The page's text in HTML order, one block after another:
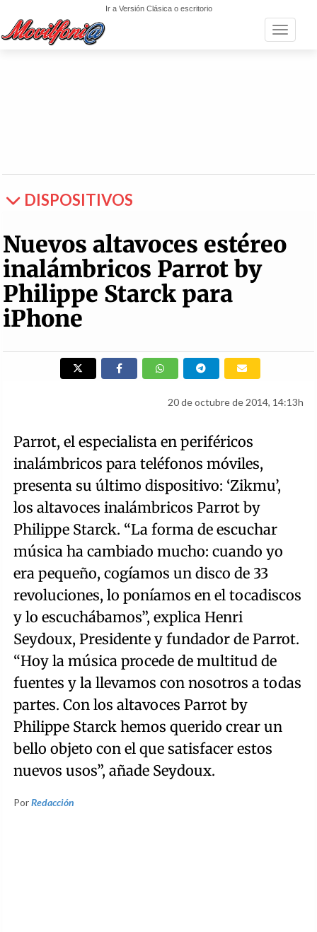
Ir a Versión Clásica o escritorio
Toggle
DISPOSITIVOS
Nuevos altavoces estéreo
inalámbricos Parrot by
Philippe Starck para
iPhone
20 de octubre de 2014, 14:13h
Parrot, el especialista en periféricos
inalámbricos para teléfonos móviles,
presenta su último dispositivo: ‘Zikmu’,
los altavoces inalámbricos Parrot by
Philippe Starck. “La forma de escuchar
música ha cambiado mucho: cuando yo
era pequeño, cogíamos un disco de 33
revoluciones, lo poníamos en el tocadiscos
y lo escuchábamos”, explica Henri
Seydoux, Presidente y fundador de Parrot.
“Hoy la música procede de multitud de
fuentes y la llevamos con nosotros a todas
partes. Con los altavoces Parrot by
Philippe Starck hemos querido crear un
bello objeto con el que satisfacer estos
nuevos usos”, añade Seydoux.
PorRedacción